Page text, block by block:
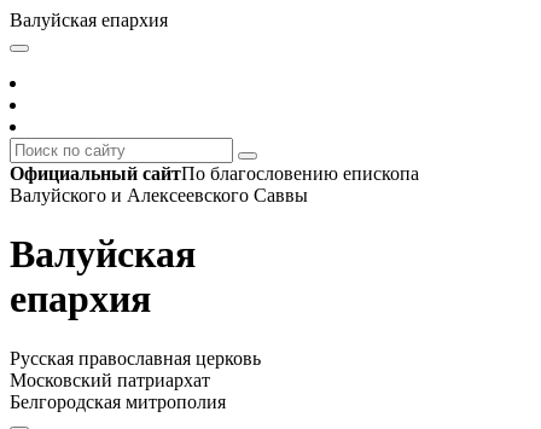
Валуйская епархия
Официальный сайтПо благословению епископа
Валуйского и Алексеевского Саввы
Валуйская
епархия
Русская православная церковь
Московский патриархат
Белгородская митрополия